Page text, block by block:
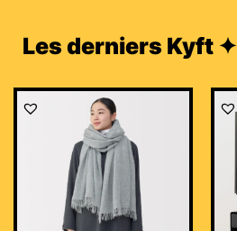
Les derniers Kyft ✦